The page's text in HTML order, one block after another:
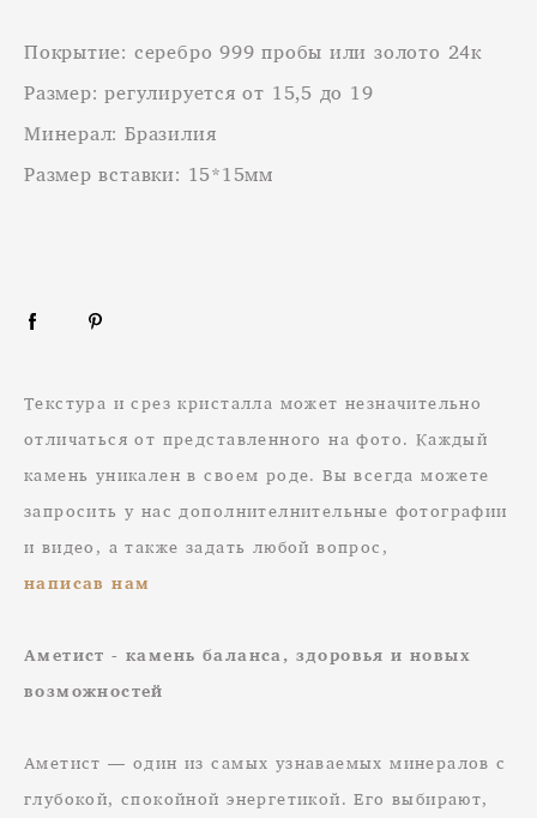
Покрытие: серебро 999 пробы или золото 24к
Размер: регулируется от 15,5 до 19
Минерал: Бразилия
Размер вставки: 15*15мм
Текстура и срез кристалла может незначительно
отличаться от представленного на фото. Каждый
камень уникален в своем роде. Вы всегда можете
запросить у нас дополнителнительные фотографии
и видео, а также задать любой вопрос,
написав нам
Аметист - камень баланса, здоровья и новых
возможностей
Аметист — один из самых узнаваемых минералов с
глубокой, спокойной энергетикой. Его выбирают,